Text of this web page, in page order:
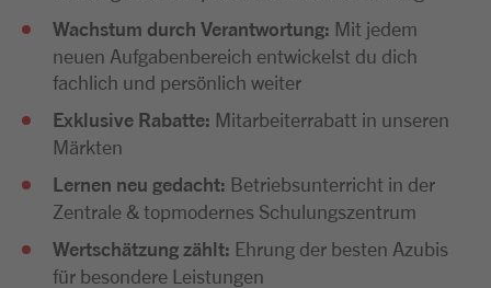
Wachstum durch Verantwortung: Mit jedem
neuen Aufgabenbereich entwickelst du dich
fachlich und persönlich weiter
Exklusive Rabatte: Mitarbeiterrabatt in unseren
Märkten
Lernen neu gedacht: Betriebsunterricht in der
Zentrale & topmodernes Schulungszentrum
Wertschätzung zählt: Ehrung der besten Azubis
für besondere Leistungen